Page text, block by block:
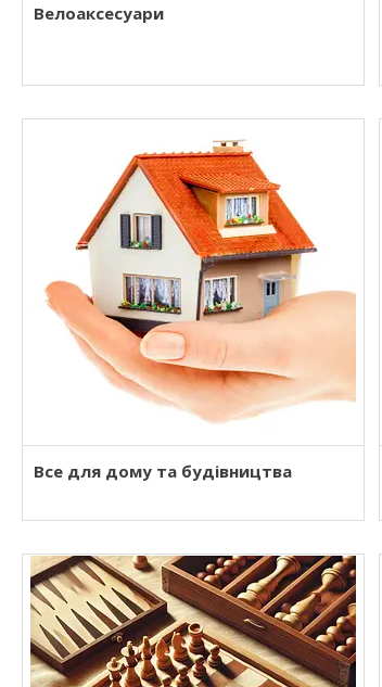
Велоаксесуари
Все для дому та будівництва